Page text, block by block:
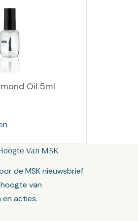
Oil 5ml
Van MSK
de MSK nieuwsbrief
van
en acties.